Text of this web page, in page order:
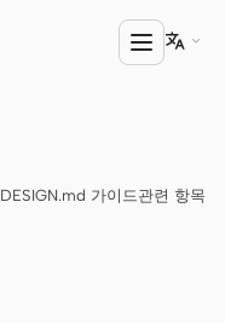

DESIGN.md 가이드관련 항목